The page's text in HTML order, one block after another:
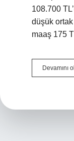
108.700
düşük
maaş 175
Devamını